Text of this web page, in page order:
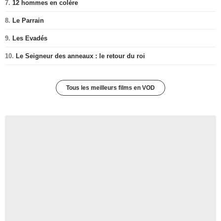
7. 12 hommes en colère
8. Le Parrain
9. Les Evadés
10. Le Seigneur des anneaux : le retour du roi
Tous les meilleurs films en VOD